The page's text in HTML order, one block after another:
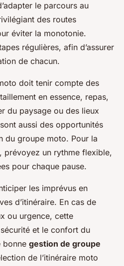
le parcours au
des routes
éviter la monotonie.
régulières, afin d’assurer
de chacun.
doit tenir compte des
en essence, repas,
du paysage ou des lieux
aussi des opportunités
du groupe moto. Pour la
prévoyez un rythme flexible,
pour chaque pause.
les imprévus en
d’itinéraire. En cas de
ou urgence, cette
et le confort du
bonne gestion de groupe
de l’itinéraire moto